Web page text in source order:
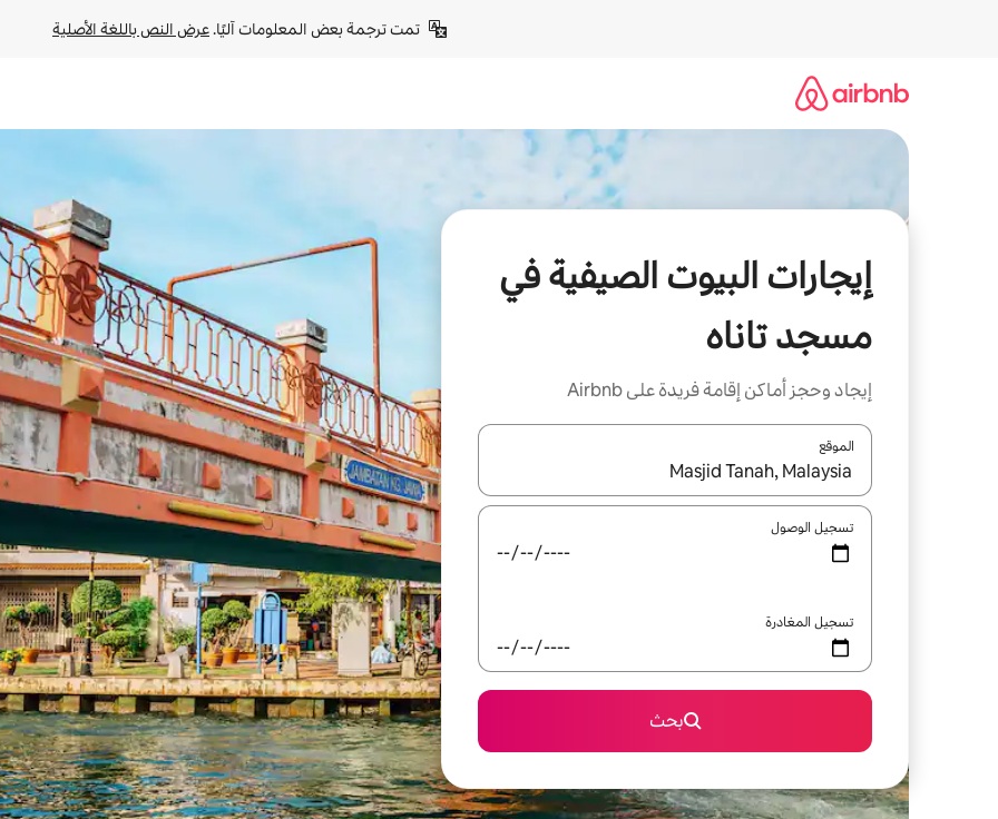
تمت ترجمة بعض المعلومات آليًا. عرض النص باللغة الأصلية
إيجارات البيوت الصيفية في
مسجد تاناه
إيجاد وحجز أماكن إقامة فريدة على Airbnb
الموقع
عند توفر النتائج، انتقل باستخدام السهمين لأعلى ولأسفل أو استكشف عن طريق اللمس أو السحب.
تسجيل الوصول
تسجيل المغادرة
بحث